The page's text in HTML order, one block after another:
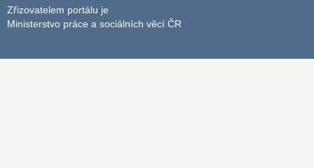
Zřizovatelem portálu je
Ministerstvo práce a sociálních věcí ČR